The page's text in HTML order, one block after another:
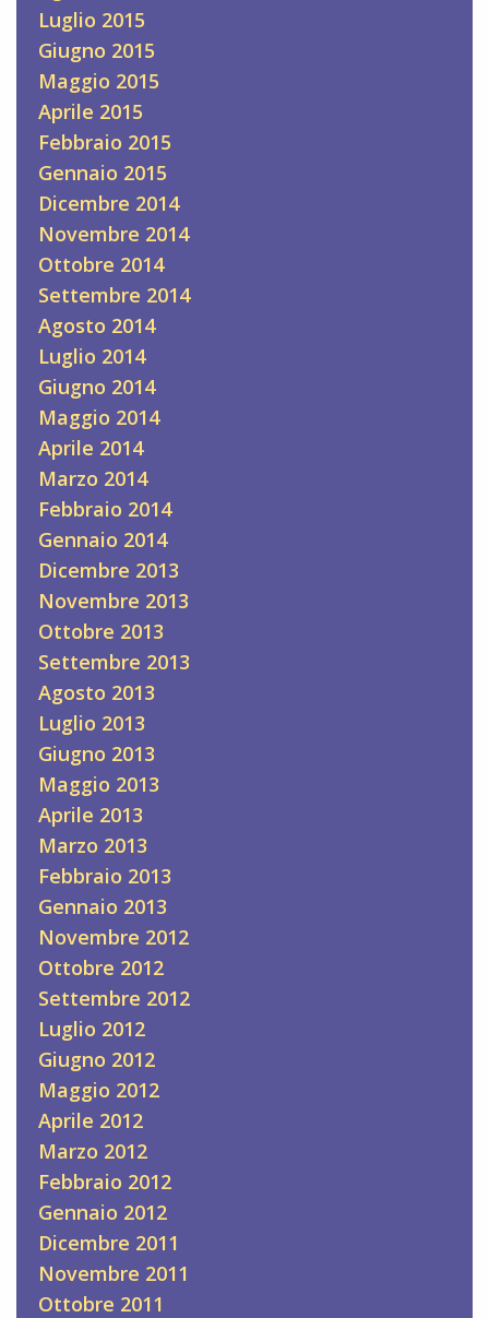
Luglio 2015
Giugno 2015
Maggio 2015
Aprile 2015
Febbraio 2015
Gennaio 2015
Dicembre 2014
Novembre 2014
Ottobre 2014
Settembre 2014
Agosto 2014
Luglio 2014
Giugno 2014
Maggio 2014
Aprile 2014
Marzo 2014
Febbraio 2014
Gennaio 2014
Dicembre 2013
Novembre 2013
Ottobre 2013
Settembre 2013
Agosto 2013
Luglio 2013
Giugno 2013
Maggio 2013
Aprile 2013
Marzo 2013
Febbraio 2013
Gennaio 2013
Novembre 2012
Ottobre 2012
Settembre 2012
Luglio 2012
Giugno 2012
Maggio 2012
Aprile 2012
Marzo 2012
Febbraio 2012
Gennaio 2012
Dicembre 2011
Novembre 2011
Ottobre 2011